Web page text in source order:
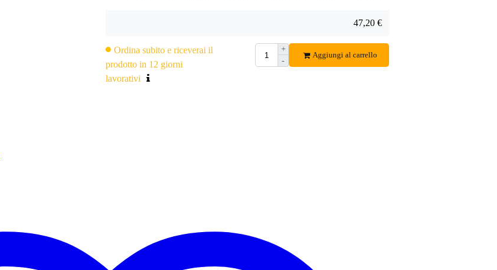
47,20 €
Ordina subito e riceverai il
prodotto in 12 giorni
lavorativi
+
-
Aggiungi al carrello